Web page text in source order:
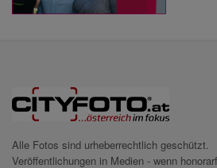
Alle Fotos sind urheberrechtlich geschützt.
Veröffentlichungen in Medien - wenn